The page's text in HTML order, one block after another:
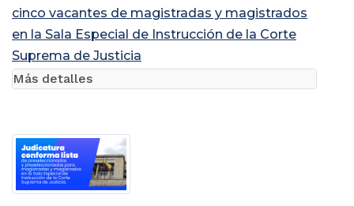
cinco vacantes de magistradas y magistrados
en la Sala Especial de Instrucción de la Corte
Suprema de Justicia
Más detalles